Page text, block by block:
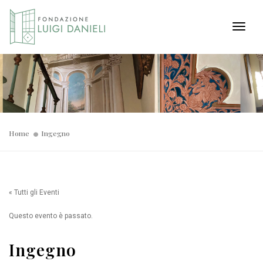
Home Ingegno
« Tutti gli Eventi
Questo evento è passato.
Ingegno